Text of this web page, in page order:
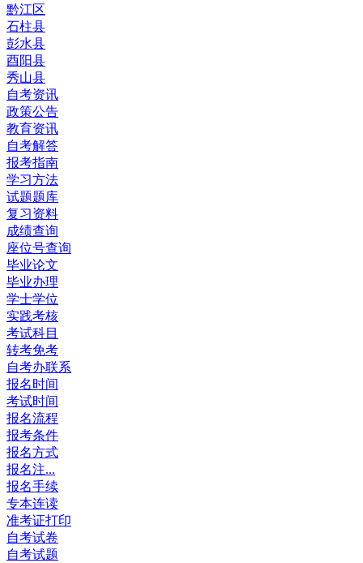
黔江区
石柱县
彭水县
酉阳县
秀山县
自考资讯
政策公告
教育资讯
自考解答
报考指南
学习方法
试题题库
复习资料
成绩查询
座位号查询
毕业论文
毕业办理
学士学位
实践考核
考试科目
转考免考
自考办联系
报名时间
考试时间
报名流程
报考条件
报名方式
报名注...
报名手续
专本连读
准考证打印
自考试卷
自考试题